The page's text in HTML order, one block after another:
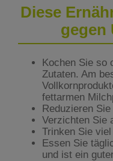
Diese
gegen
Kochen Sie so
Zutaten. Am
fettarmen
Reduzieren
Verzichten Sie
Trinken Sie
Essen Sie
und ist ein